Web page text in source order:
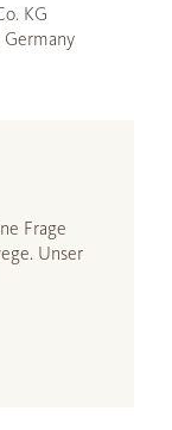
KG
Germany
Frage
Unser